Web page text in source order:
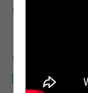
Clare Dunphy Hemani
MATÉRIEL
Baril à échelle